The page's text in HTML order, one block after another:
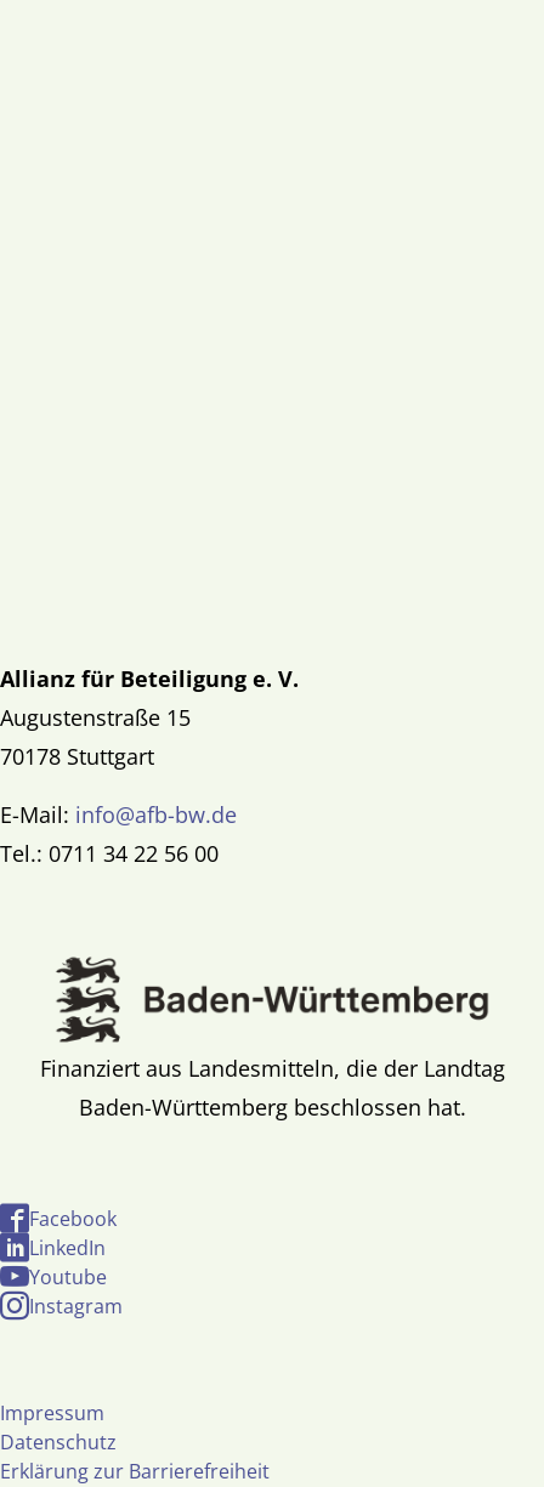
Allianz für Beteiligung e. V.
Augustenstraße 15
70178 Stuttgart
E-Mail: info@afb-bw.de
Tel.: 0711 34 22 56 00
Finanziert aus Landesmitteln, die der Landtag
Baden-Württemberg beschlossen hat.
Facebook
LinkedIn
Youtube
Instagram
Impressum
Datenschutz
Erklärung zur Barrierefreiheit